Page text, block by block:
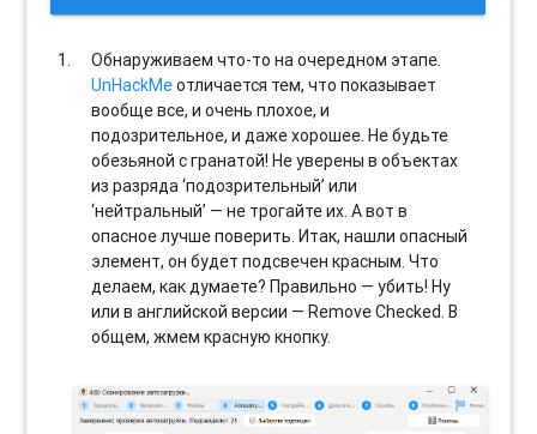
Обнаруживаем что-то на очередном этапе.
UnHackMeотличается тем, что показывает
вообще все, и очень плохое, и
подозрительное, и даже хорошее. Не будьте
обезьяной с гранатой! Не уверены в объектах
из разряда ‘подозрительный’ или
‘нейтральный’ — не трогайте их. А вот в
опасное лучше поверить. Итак, нашли опасный
элемент, он будет подсвечен красным. Что
делаем, как думаете? Правильно — убить! Ну
или в английской версии — Remove Checked. В
общем, жмем красную кнопку.